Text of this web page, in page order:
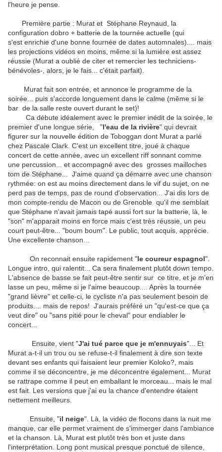
l'heure je pense.
Première partie : Murat et Stéphane Reynaud, la
configuration dobro + batterie de la tournée actuelle (qui
s'est enrichie d'une bonne fournée de dates automnales).... mais
les projections vidéos en moins, même si la lumière est assez
réussie (Murat a oublié de citer et remercier les techniciens-
bénévoles-, alors, je le fais... c'était parfait).
Murat fait son entrée, et annonce le programme de la
soirée... puis s'accorde longuement dans le calme (même si le
bar de la salle reste ouvert durant le set)!
Ca débute idéalement avec le premier inédit de la soirée, le
premier d'une longue série, "l'eau de la rivière" qui devrait
figurer sur la nouvelle édition de Toboggan dont Murat a parlé
chez Pascale Clark. C'est un excellent titre, joué à chaque
concert de cette année, avec un excellent riff sonnant comme
une percussion... et accompagné avec des grosses mailloches
tom de Stéphane... J'aime quand ça démarre avec une chanson
rythmée: on est au moins directement dans le vif du sujet, on ne
perd pas de temps, pas de round d'observation... J'ai dis lors de
mon compte-rendu de Macon ou de Grenoble qu'il me semblait
que Stéphane n'avait jamais tapé aussi fort sur la batterie, là, le
"son" m'apparait moins en force mais c'est très réussie, un peu
court peut-être... "boum boum". Le public, tout acquis, apprécie.
Une excellente chanson...
On reconnait ensuite rapidement "le coureur espagnol".
Longue intro, qui ralentit... Ca sera finalement plutôt down tempo.
L'absence de basse se fait peut-être sentir sur ce titre, et je m'en
lasse un peu, même si je l'aime beaucoup.... Après la tournée
"grand lièvre" et celle-ci, le cycliste n'a pas seulement besoin de
produits.... mais de repos! J'aurais préféré un "qu'est-ce que ça
veut dire" ou "sans pitié pour le cheval" pour endiabler le
concert...
Ensuite, vient "J'ai tué parce que je m'ennuyais"... Et
Murat a-t-il un trou ou se refuse-t-il finalement à dire son texte
devant ses enfants qui faisaient leur premier Koloko?, mais
comme il se déconcentre, je me déconcentre également... Murat
se rattrape comme il peut en emballant le morceau... mais le mal
est fait. Les versions que j'ai eu la chance d'entendre étaient
nettement meilleurs.
Ensuite, "il neige". Là, la vidéo de flocons dans la nuit me
manque, car elle permet vraiment de s'immerger dans l'ambiance
et la chanson. Là, Murat est plutôt très bon et juste dans
l'interprétation. Long pont musical presque ponctué de silence,